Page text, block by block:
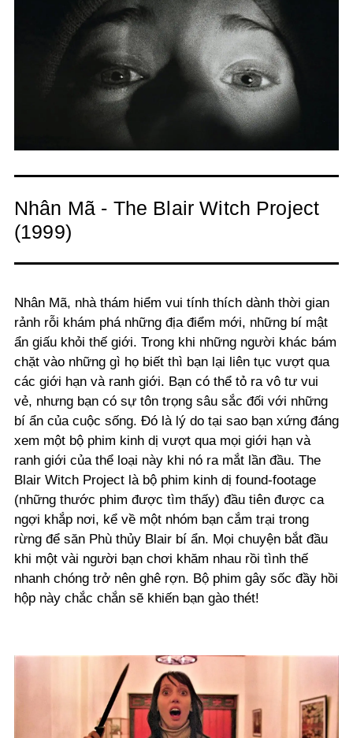
Nhân Mã - The Blair Witch Project
(1999)
Nhân Mã, nhà thám hiểm vui tính thích dành thời gian
rảnh rỗi khám phá những địa điểm mới, những bí mật
ẩn giấu khỏi thế giới. Trong khi những người khác bám
chặt vào những gì họ biết thì bạn lại liên tục vượt qua
các giới hạn và ranh giới. Bạn có thể tỏ ra vô tư vui
vẻ, nhưng bạn có sự tôn trọng sâu sắc đối với những
bí ẩn của cuộc sống. Đó là lý do tại sao bạn xứng đáng
xem một bộ phim kinh dị vượt qua mọi giới hạn và
ranh giới của thể loại này khi nó ra mắt lần đầu. The
Blair Witch Project là bộ phim kinh dị found-footage
(những thước phim được tìm thấy) đầu tiên được ca
ngợi khắp nơi, kể về một nhóm bạn cắm trại trong
rừng để săn Phù thủy Blair bí ẩn. Mọi chuyện bắt đầu
khi một vài người bạn chơi khăm nhau rồi tình thế
nhanh chóng trở nên ghê rợn. Bộ phim gây sốc đầy hồi
hộp này chắc chắn sẽ khiến bạn gào thét!